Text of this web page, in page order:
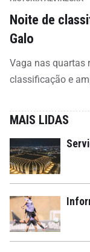
Noite de
Galo
Vaga nas quartas
classificação e
MAIS LIDAS